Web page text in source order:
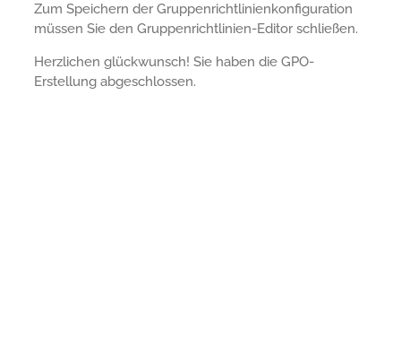
Zum Speichern der Gruppenrichtlinienkonfiguration
müssen Sie den Gruppenrichtlinien-Editor schließen.
Herzlichen glückwunsch! Sie haben die GPO-
Erstellung abgeschlossen.